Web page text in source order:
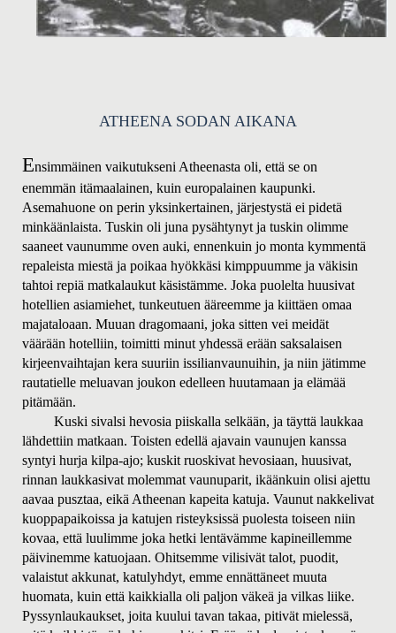
ATHEENA SODAN AIKANA
Ensimmäinen vaikutukseni Atheenasta oli, että se on
enemmän itämaalainen, kuin europalainen kaupunki.
Asemahuone on perin yksinkertainen, järjestystä ei pidetä
minkäänlaista. Tuskin oli juna pysähtynyt ja tuskin olimme
saaneet vaunumme oven auki, ennenkuin jo monta kymmentä
repaleista miestä ja poikaa hyökkäsi kimppuumme ja väkisin
tahtoi repiä matkalaukut käsistämme. Joka puolelta huusivat
hotellien asiamiehet, tunkeutuen ääreemme ja kiittäen omaa
majataloaan. Muuan dragomaani, joka sitten vei meidät
väärään hotelliin, toimitti minut yhdessä erään saksalaisen
kirjeenvaihtajan kera suuriin issilianvaunuihin, ja niin jätimme
rautatielle meluavan joukon edelleen huutamaan ja elämää
pitämään.
Kuski sivalsi hevosia piiskalla selkään, ja täyttä laukkaa
lähdettiin matkaan. Toisten edellä ajavain vaunujen kanssa
syntyi hurja kilpa-ajo; kuskit ruoskivat hevosiaan, huusivat,
rinnan laukkasivat molemmat vaunuparit, ikäänkuin olisi ajettu
aavaa pusztaa, eikä Atheenan kapeita katuja. Vaunut nakkelivat
kuoppapaikoissa ja katujen risteyksissä puolesta toiseen niin
kovaa, että luulimme joka hetki lentävämme kapineillemme
päivinemme katuojaan. Ohitsemme vilisivät talot, puodit,
valaistut akkunat, katulyhdyt, emme ennättäneet muuta
huomata, kuin että kaikkialla oli paljon väkeä ja vilkas liike.
Pyssynlaukaukset, joita kuului tavan takaa, pitivät mielessä,